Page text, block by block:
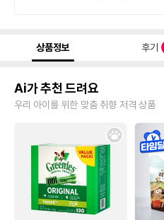
상품정보 후기
Ai가 추천 드려요
우리 아이를 위한 맞춤 취향 저격 상품